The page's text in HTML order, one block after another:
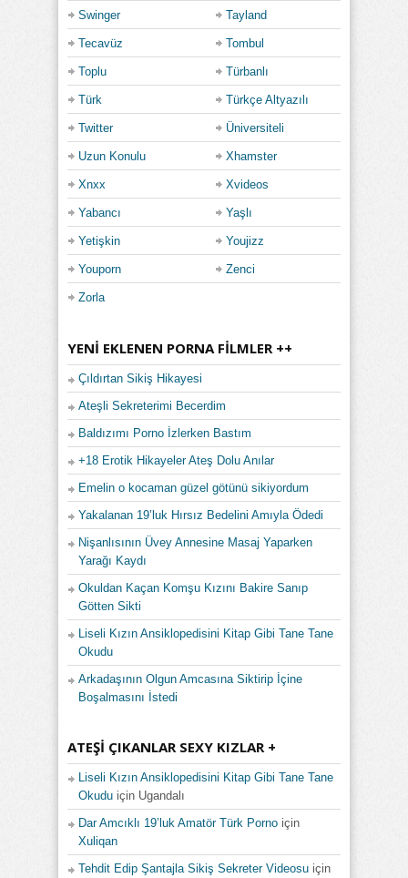
Swinger Tayland
Tecavüz Tombul
Toplu Türbanlı
Türk Türkçe Altyazılı
Twitter Üniversiteli
Uzun Konulu Xhamster
Xnxx Xvideos
Yabancı Yaşlı
Yetişkin Youjizz
Youporn Zenci
Zorla
YENI EKLENEN PORNA FILMLER ++
Çıldırtan Sikiş Hikayesi
Ateşli Sekreterimi Becerdim
Baldızımı Porno İzlerken Bastım
+18 Erotik Hikayeler Ateş Dolu Anılar
Emelin o kocaman güzel götünü sikiyordum
Yakalanan 19’luk Hırsız Bedelini Amıyla Ödedi
Nişanlısının Üvey Annesine Masaj Yaparken
Yarağı Kaydı
Okuldan Kaçan Komşu Kızını Bakire Sanıp
Götten Sikti
Liseli Kızın Ansiklopedisini Kitap Gibi Tane Tane
Okudu
Arkadaşının Olgun Amcasına Siktirip İçine
Boşalmasını İstedi
ATEŞI ÇIKANLAR SEXY KIZLAR +
Liseli Kızın Ansiklopedisini Kitap Gibi Tane Tane
Okudu için Ugandalı
Dar Amcıklı 19’luk Amatör Türk Porno için
Xuliqan
Tehdit Edip Şantajla Sikiş Sekreter Videosu için